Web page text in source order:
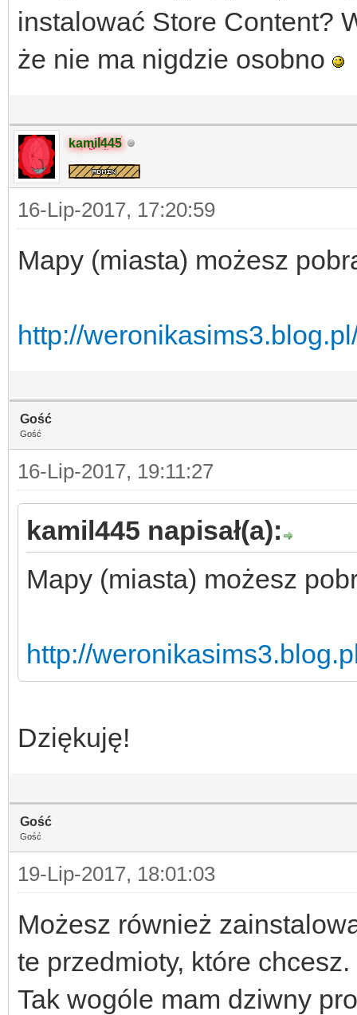
instalować Store Content?
że nie ma nigdzie osobno
kamil445
16-Lip-2017, 17:20:59
Mapy (miasta) możesz
http://
Gość
Gość
16-Lip-2017, 19:11:27
kamil445 napisał(a):
Mapy (miasta) możesz
http://
Dziękuję!
Gość
Gość
19-Lip-2017, 18:01:03
Możesz również
te przedmioty, które chcesz.
Tak wogóle mam dziwny